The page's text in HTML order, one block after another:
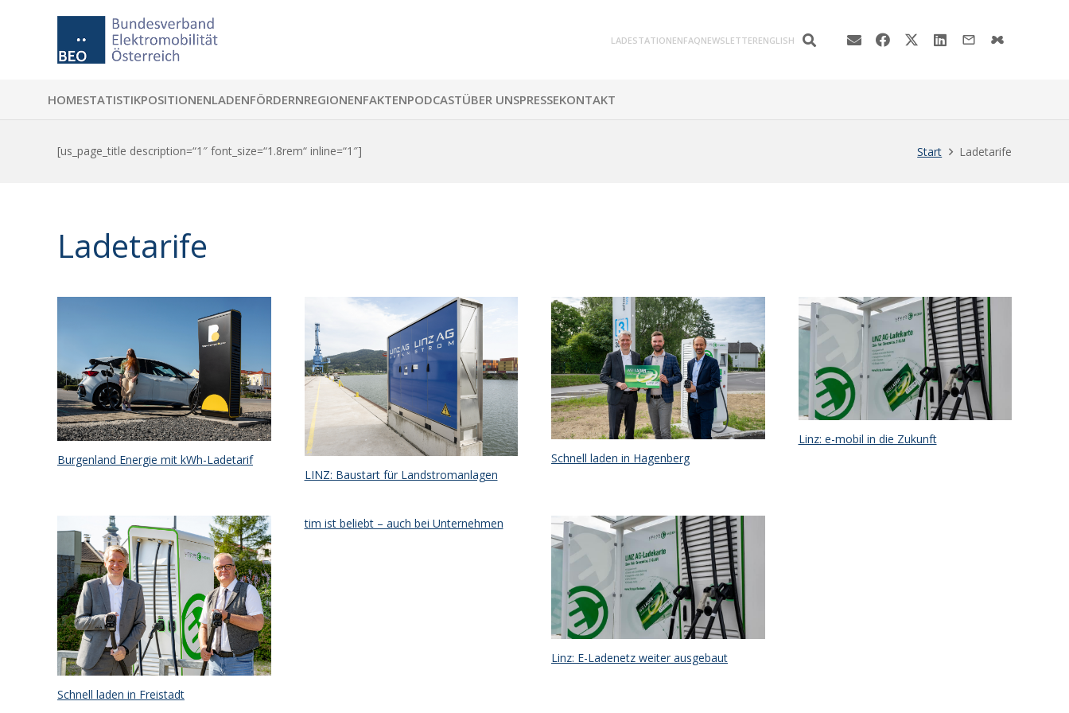
LADESTATIONENFAQNEWSLETTERENGLISH mail_outline
HOMESTATISTIKPOSITIONENLADENFÖRDERNREGIONENFAKTENPODCASTÜBER UNSPRESSEKONTAKT
[us_page_title description=“1″ font_size=“1.8rem“ inline=“1″] Start Ladetarife
Ladetarife
Burgenland Energie mit kWh-Ladetarif
LINZ: Baustart für Landstromanlagen
Schnell laden in Hagenberg
Linz: e-mobil in die Zukunft
Schnell laden in Freistadt
tim ist beliebt – auch bei Unternehmen
Linz: E-Ladenetz weiter ausgebaut